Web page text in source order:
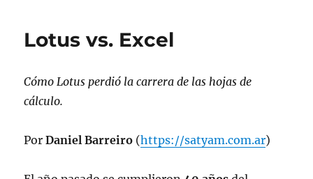
Lotus vs. Excel
Cómo Lotus perdió la carrera de las hojas de
cálculo.
PorDaniel Barreiro (https://satyam.com.ar)